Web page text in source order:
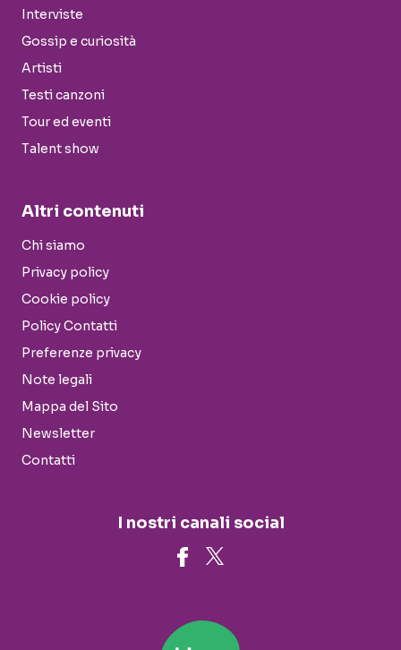
Interviste
Gossip e curiosità
Artisti
Testi canzoni
Tour ed eventi
Talent show
Altri contenuti
Chi siamo
Privacy policy
Cookie policy
Policy Contatti
Preferenze privacy
Note legali
Mappa del Sito
Newsletter
Contatti
I nostri canali social